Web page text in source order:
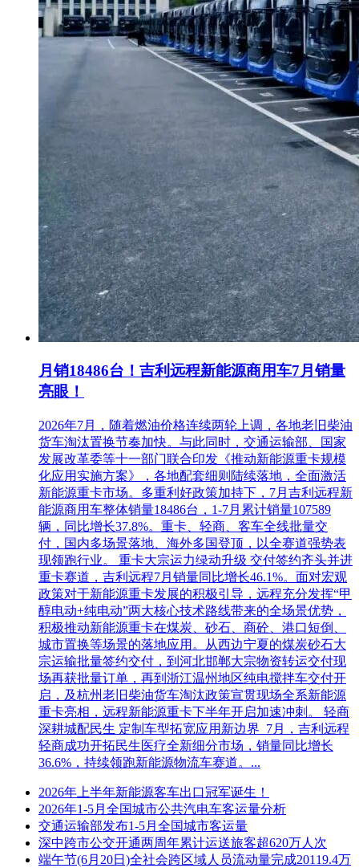
月销18486台！吉利远程新能源商用车7月销量
亮眼！
2026年7月，随着燃油价格连续两轮上调，各地老旧柴油
货车淘汰置换节奏加快。与此同时，交通运输部、国家
发展改革委等十一部门联合印发《推动新能源重卡规模
化应用实施方案》，各地配套细则陆续落地，全面激活
新能源重卡市场。多重利好政策加持下，7月吉利远程新
能源商用车整体销量18486台，1-7月累计销量107589
辆，同比增长37.8%。重卡、轻商、客车全线批量交
付，国内多场景落地、海外多国登顶，以全赛道强势表
现领跑行业。 重卡大宗运力绿动升级 交付签约齐头并进
重卡赛道，吉利远程7月销量同比增长46.1%。面对宏观
政策对于新能源重卡发展的积极引导，远程充分发挥“甲
醇电动+纯电动”两大核心技术路线带来的全场景优势，
积极推动新能源重卡在煤炭、砂石、商砼、港口短倒、
城市置换等场景的落地应用。从西边宁夏的煤炭砂石大
宗运输批量签约交付，到河北邯郸大宗物资转运交付现
场再获批量订单，再到浙江温州地区纯电搅拌车交付开
启，及杭州老旧柴油货车淘汰政策宣贯现场全系新能源
重卡亮相，远程新能源重卡下半年开启加速冲刺。 轻商
深耕城配民生 定制车型拓宽应用新边界 7月，吉利远程
轻商成功开拓民生医疗全新细分市场，销量同比增长
36.6%，持续领跑新能源物流车赛道。...
2026年上半年新能源客车出口冠军诞生！
2026年1-5月全国城市公共汽电车客运量分析
交通运输部发布1-5月全国城市客运量
深中跨市公交开通两周年累计运送旅客超620万人次
端午节(6月20日)全社会跨区域人员流动量完成20119.4万